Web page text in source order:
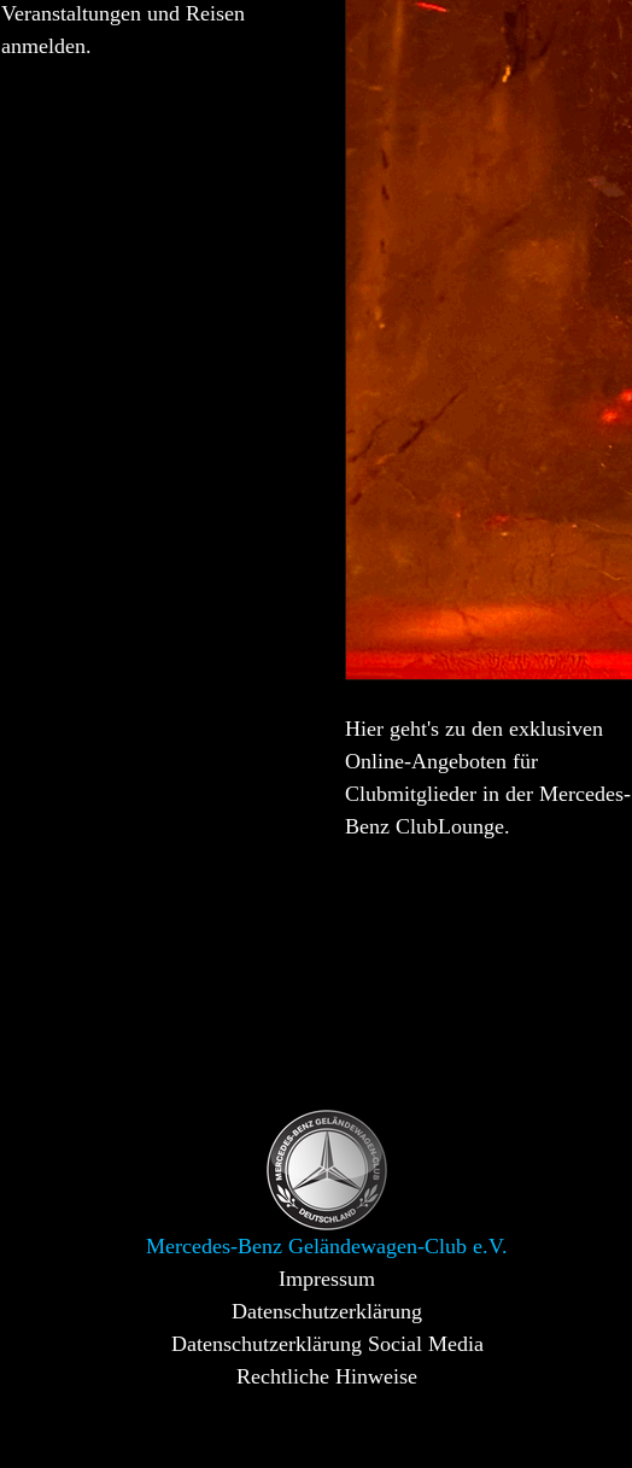
Veranstaltungen und Reisen
anmelden.
Hier geht's zu den exklusiven
Online-Angeboten für
Clubmitglieder in der Mercedes-
Benz ClubLounge.
Mercedes-Benz Geländewagen-Club e.V.
Impressum
Datenschutzerklärung
Datenschutzerklärung Social Media
Rechtliche Hinweise